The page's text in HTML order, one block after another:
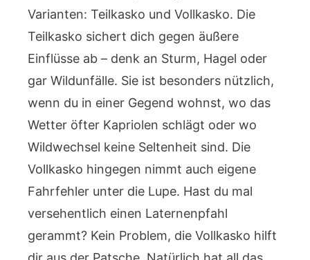
Varianten: Teilkasko und Vollkasko. Die
Teilkasko sichert dich gegen äußere
Einflüsse ab – denk an Sturm, Hagel oder
gar Wildunfälle. Sie ist besonders nützlich,
wenn du in einer Gegend wohnst, wo das
Wetter öfter Kapriolen schlägt oder wo
Wildwechsel keine Seltenheit sind. Die
Vollkasko hingegen nimmt auch eigene
Fahrfehler unter die Lupe. Hast du mal
versehentlich einen Laternenpfahl
gerammt? Kein Problem, die Vollkasko hilft